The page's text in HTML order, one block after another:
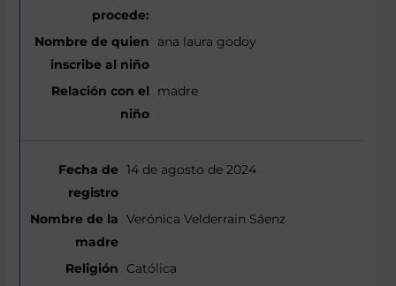
ana laura godoy
madre
14 de agosto de 2024
Verónica Velderrain Sáenz
Católica